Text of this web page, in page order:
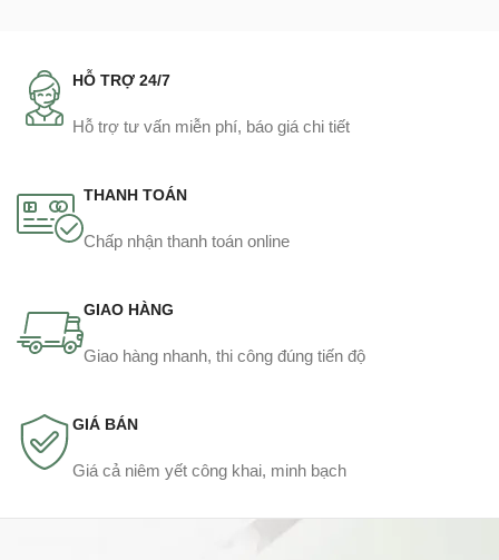
HỖ TRỢ 24/7
Hỗ trợ tư vấn miễn phí, báo giá chi tiết
THANH TOÁN
Chấp nhận thanh toán online
GIAO HÀNG
Giao hàng nhanh, thi công đúng tiến độ
GIÁ BÁN
Giá cả niêm yết công khai, minh bạch